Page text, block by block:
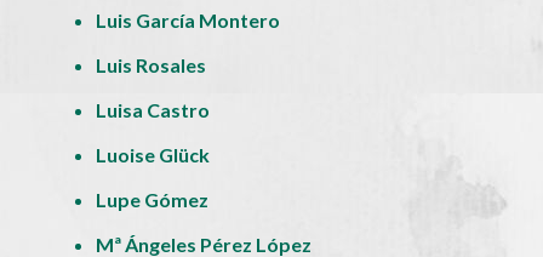
Luis García Montero
Luis Rosales
Luisa Castro
Luoise Glück
Lupe Gómez
Mª Ángeles Pérez López